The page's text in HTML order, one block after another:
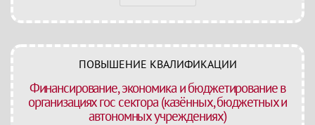
ПОВЫШЕНИЕ КВАЛИФИКАЦИИ
Финансирование, экономика и бюджетирование в
организациях гос сектора (казённых, бюджетных и
автономных учреждениях)